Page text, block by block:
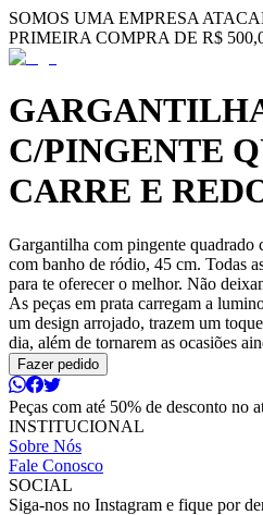
SOMOS UMA EMPRESA
PRIMEIRA COMPRA DE R$
C/PINGENTE
CARRE E
Gargantilha com pingente quadrado
com banho de ródio, 45 cm. Todas
para te oferecer o melhor. Não
As peças em prata carregam a
um design arrojado, trazem um
dia, além de tornarem as ocasiões
Fazer pedido
Peças com até 50% de desconto no
INSTITUCIONAL
Sobre Nós
Fale Conosco
SOCIAL
Siga-nos no Instagram e fique por